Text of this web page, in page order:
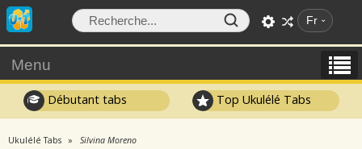
Fr
Menu
Débutant tabs Top Ukulélé Tabs
Ukulélé Tabs Silvina Moreno